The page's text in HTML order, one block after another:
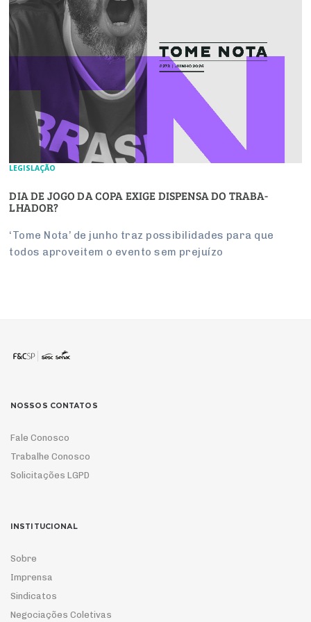
LEGISLAÇÃO
DIA DE JOGO DA COPA EXIGE DIS­PENSA DO TRA­BA­
LHADOR?
‘Tome Nota’ de junho traz pos­si­bi­li­dades para que
todos apro­veitem o evento sem pre­juízo
NOSSOS CONTATOS
Fale Conosco
Trabalhe Conosco
Solicitações LGPD
INSTITUCIONAL
Sobre
Imprensa
Sindicatos
Negociações Coletivas